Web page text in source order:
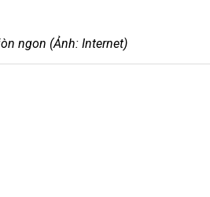
ngon (Ảnh: Internet)